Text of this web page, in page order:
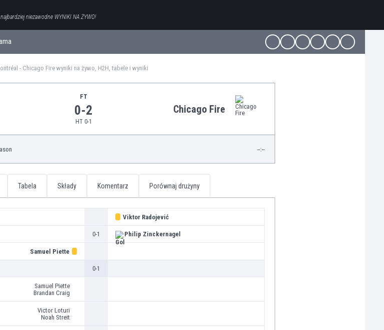
niezawodne WYNIKI NA ŻYWO!
- Chicago Fire wyniki na żywo, H2H, tabele i wyniki
FT
0-2
HT 0-1
Chicago Fire
--:--
Tabela Składy Komentarz Porównaj drużyny
Viktor Radojević
0-1 Philip Zinckernagel
Samuel Piette
0-1
Samuel Piette
Brandan Craig
Victor Loturi
Noah Streit